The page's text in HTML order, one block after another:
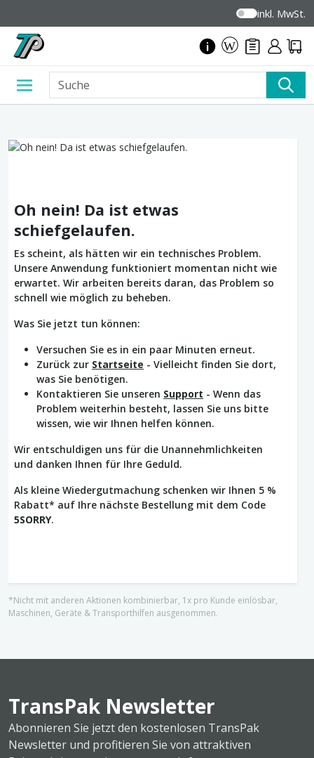
inkl. MwSt.
Oh nein! Da ist etwas
schiefgelaufen.
Es scheint, als hätten wir ein technisches Problem.
Unsere Anwendung funktioniert momentan nicht wie
erwartet. Wir arbeiten bereits daran, das Problem so
schnell wie möglich zu beheben.
Was Sie jetzt tun können:
Versuchen Sie es in ein paar Minuten erneut.
Zurück zur Startseite - Vielleicht finden Sie dort,
was Sie benötigen.
Kontaktieren Sie unseren Support - Wenn das
Problem weiterhin besteht, lassen Sie uns bitte
wissen, wie wir Ihnen helfen können.
Wir entschuldigen uns für die Unannehmlichkeiten
und danken Ihnen für Ihre Geduld.
Als kleine Wiedergutmachung schenken wir Ihnen 5 %
Rabatt* auf Ihre nächste Bestellung mit dem Code
5SORRY.
*Nicht mit anderen Aktionen kombinierbar, 1x pro Kunde einlösbar,
Maschinen, Geräte & Transporthilfen ausgenommen.
TransPak Newsletter
Abonnieren Sie jetzt den kostenlosen TransPak
Newsletter und profitieren Sie von attraktiven